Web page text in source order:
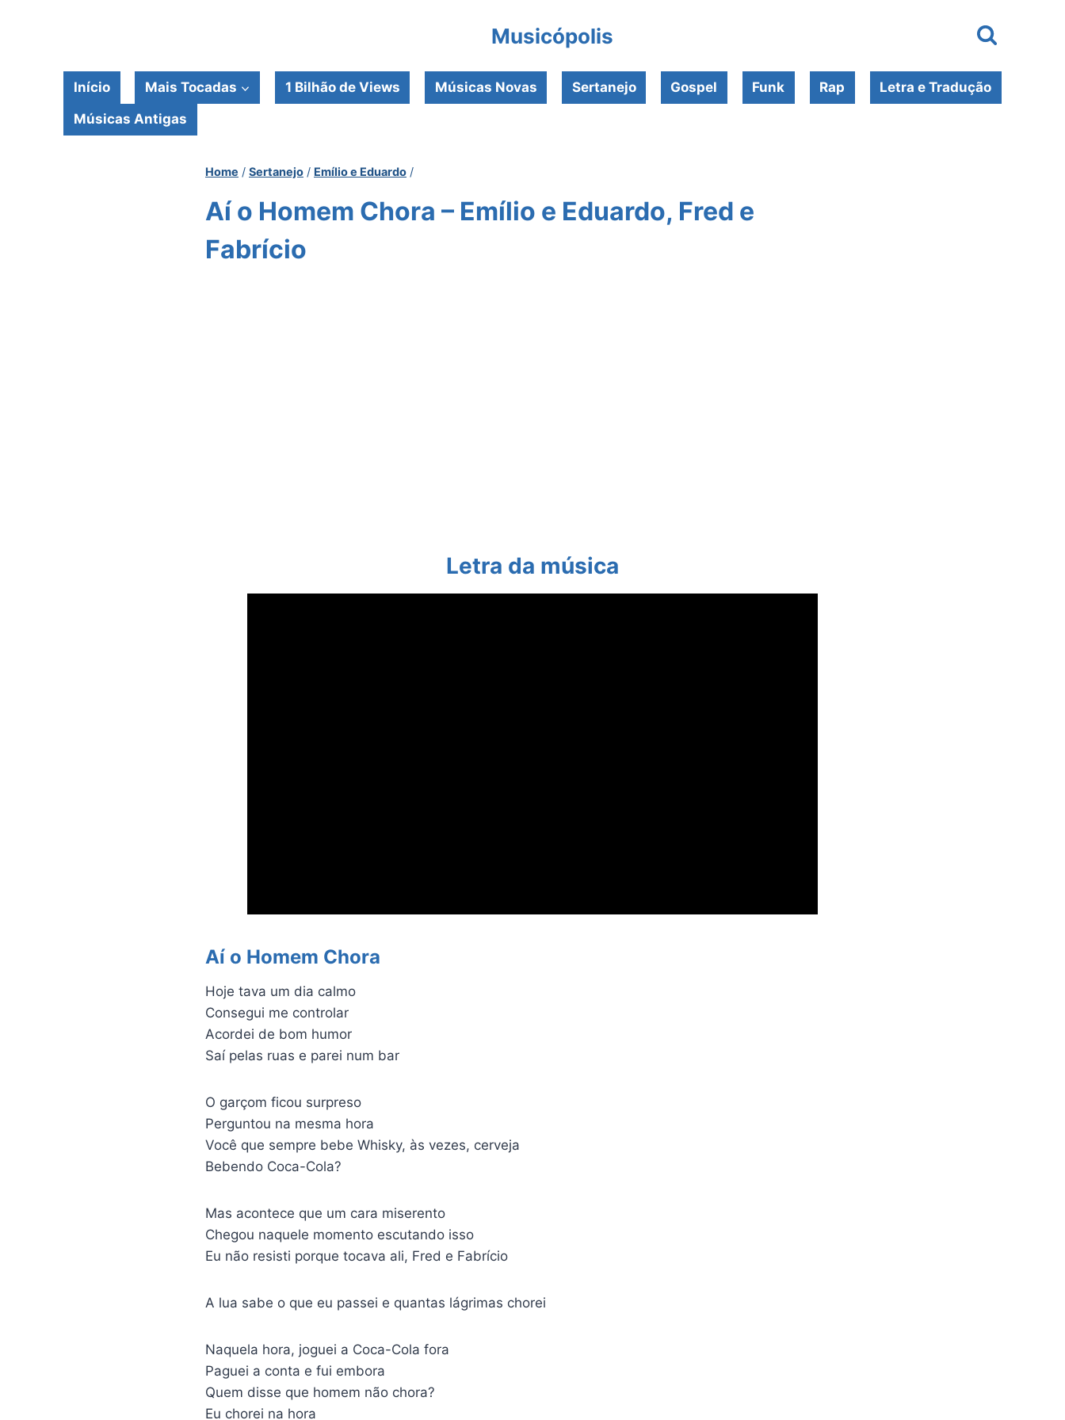
Conteúdo
Musicópolis
Início Mais Tocadas 1 Bilhão de Views Músicas Novas Sertanejo Gospel Funk Rap Letra e Tradução
Músicas Antigas
Home / Sertanejo / Emílio e Eduardo /
Aí o Homem Chora – Emílio e Eduardo, Fred e
Fabrício
Letra da música
Aí o Homem Chora
Hoje tava um dia calmo
Consegui me controlar
Acordei de bom humor
Saí pelas ruas e parei num bar
O garçom ficou surpreso
Perguntou na mesma hora
Você que sempre bebe Whisky, às vezes, cerveja
Bebendo Coca-Cola?
Mas acontece que um cara miserento
Chegou naquele momento escutando isso
Eu não resisti porque tocava ali, Fred e Fabrício
A lua sabe o que eu passei e quantas lágrimas chorei
Naquela hora, joguei a Coca-Cola fora
Paguei a conta e fui embora
Quem disse que homem não chora?
Eu chorei na hora